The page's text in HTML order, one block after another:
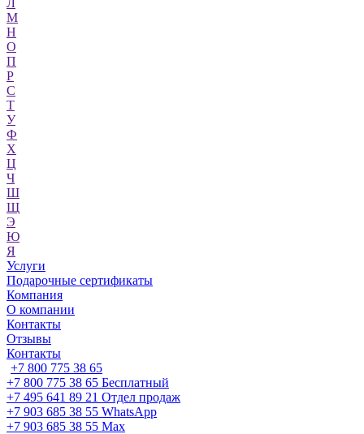
Л
М
Н
О
П
Р
С
Т
У
Ф
Х
Ц
Ч
Ш
Щ
Э
Ю
Я
Услуги
Подарочные сертификаты
Компания
О компании
Контакты
Отзывы
Контакты
+7 800 775 38 65
+7 800 775 38 65 Бесплатный
+7 495 641 89 21 Отдел продаж
+7 903 685 38 55 WhatsApp
+7 903 685 38 55 Max